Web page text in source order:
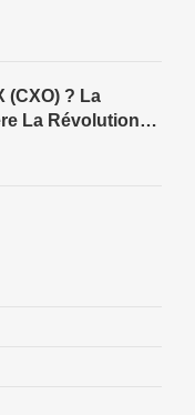
(CXO) ? La
La Révolution